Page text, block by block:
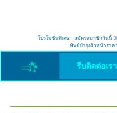
โปรโมชั่นพิเศษ : สมัครสมาชิกวันนี้
ทิพย์บำรุงผิวหน้าราค
รีบติดต่อเร